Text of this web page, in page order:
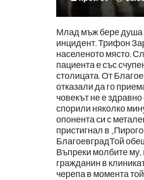
Млад мъж бере душа
инцидент. Трифон
населеното място.
пациента е със
столицата. От
отказали да го
човекът не е
спорили няколко
опонента си с
пристигнал в
БлагоевградТой
Въпреки молбите му,
гражданин в
черепа в момента